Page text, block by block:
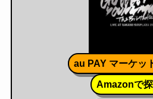
au PAY マーケッ
Amazonで